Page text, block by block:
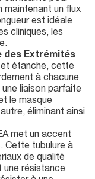
maintenant un flux
est idéale
cliniques, les
des Extrémités
et étanche, cette
à chacune
liaison parfaite
le masque
éliminant ainsi
met un accent
Cette tubulure à
de qualité
une résistance